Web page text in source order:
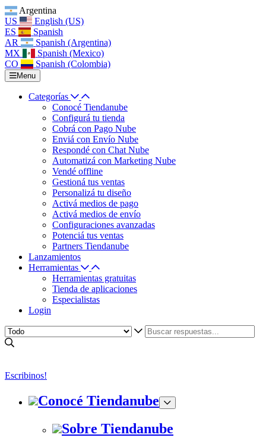
Argentina
US
English (US)
ES
Spanish
AR
Spanish (Argentina)
MX
Spanish (Mexico)
CO
Spanish (Colombia)
Menu
Categorías
Conocé Tiendanube
Configurá tu tienda
Cobrá con Pago Nube
Enviá con Envío Nube
Respondé con Chat Nube
Automatizá con Marketing Nube
Vendé offline
Gestioná tus ventas
Personalizá tu diseño
Activá medios de pago
Activá medios de envío
Configuraciones avanzadas
Potenciá tus ventas
Partners Tiendanube
Lanzamientos
Herramientas
Herramientas gratuitas
Tienda de aplicaciones
Especialistas
Login
Escribinos!
Conocé Tiendanube
Sobre Tiendanube